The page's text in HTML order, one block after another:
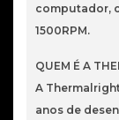
computador,
1500RPM.
QUEM É A
A
anos de